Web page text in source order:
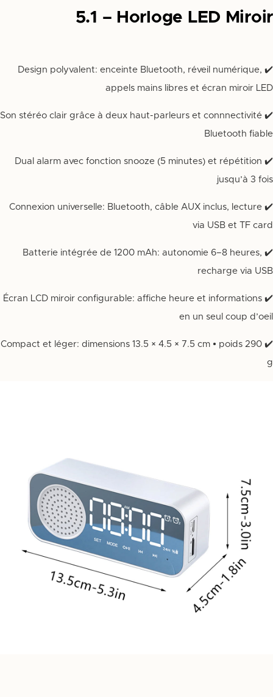
5.1 – Horloge LED Miroir
✔️ Design polyvalent: enceinte Bluetooth, réveil numérique,
appels mains libres et écran miroir LED
✔️ Son stéréo clair grâce à deux haut-parleurs et connnectivité
Bluetooth fiable
✔️ Dual alarm avec fonction snooze (5 minutes) et répétition
jusqu’à 3 fois
✔️ Connexion universelle: Bluetooth, câble AUX inclus, lecture
via USB et TF card
✔️ Batterie intégrée de 1200 mAh: autonomie 6–8 heures,
recharge via USB
✔️ Écran LCD miroir configurable: affiche heure et informations
en un seul coup d’oeil
✔️ Compact et léger: dimensions 13.5 × 4.5 × 7.5 cm • poids 290
g